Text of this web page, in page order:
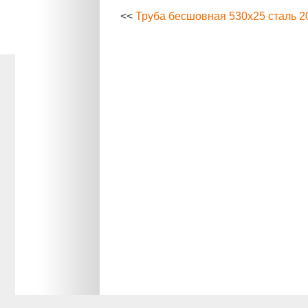
<< Труба бесшовная 530х25 сталь